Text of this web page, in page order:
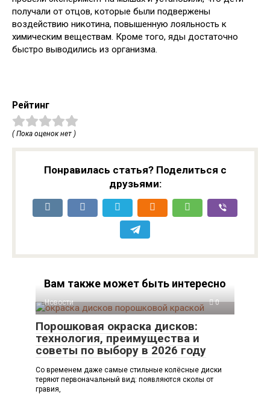
получали от отцов, которые были подвержены
воздействию никотина, повышенную лояльность к
химическим веществам. Кроме того, яды достаточно
быстро выводились из организма.
Рейтинг
( Пока оценок нет )
Понравилась статья? Поделиться с
друзьями:
Вам также может быть интересно
Новости 0
Порошковая окраска дисков:
технология, преимущества и
советы по выбору в 2026 году
Со временем даже самые стильные колёсные диски
теряют первоначальный вид: появляются сколы от
гравия,